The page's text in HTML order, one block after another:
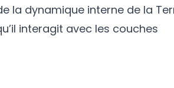
la dynamique interne de la
interagit avec les couches